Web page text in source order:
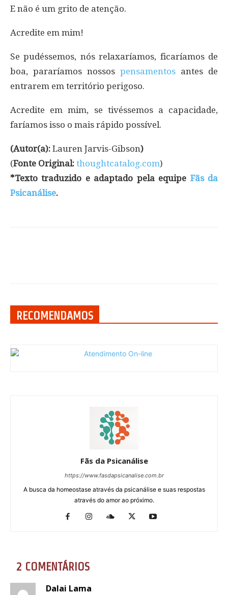
E não é um grito de atenção.
Acredite em mim!
Se pudéssemos, nós relaxaríamos, ficaríamos de
boa, pararíamos nossos pensamentos antes de
entrarem em território perigoso.
Acredite em mim, se tivéssemos a capacidade,
faríamos isso o mais rápido possível.
(Autor(a): Lauren Jarvis-Gibson)
(Fonte Original: thoughtcatalog.com)
*Texto traduzido e adaptado pela equipe Fãs da
Psicanálise.
RECOMENDAMOS
Fãs da Psicanálise
https://www.fasdapsicanalise.com.br
A busca da homeostase através da psicanálise e suas respostas
através do amor ao próximo.
2 COMENTÁRIOS
Dalai Lama